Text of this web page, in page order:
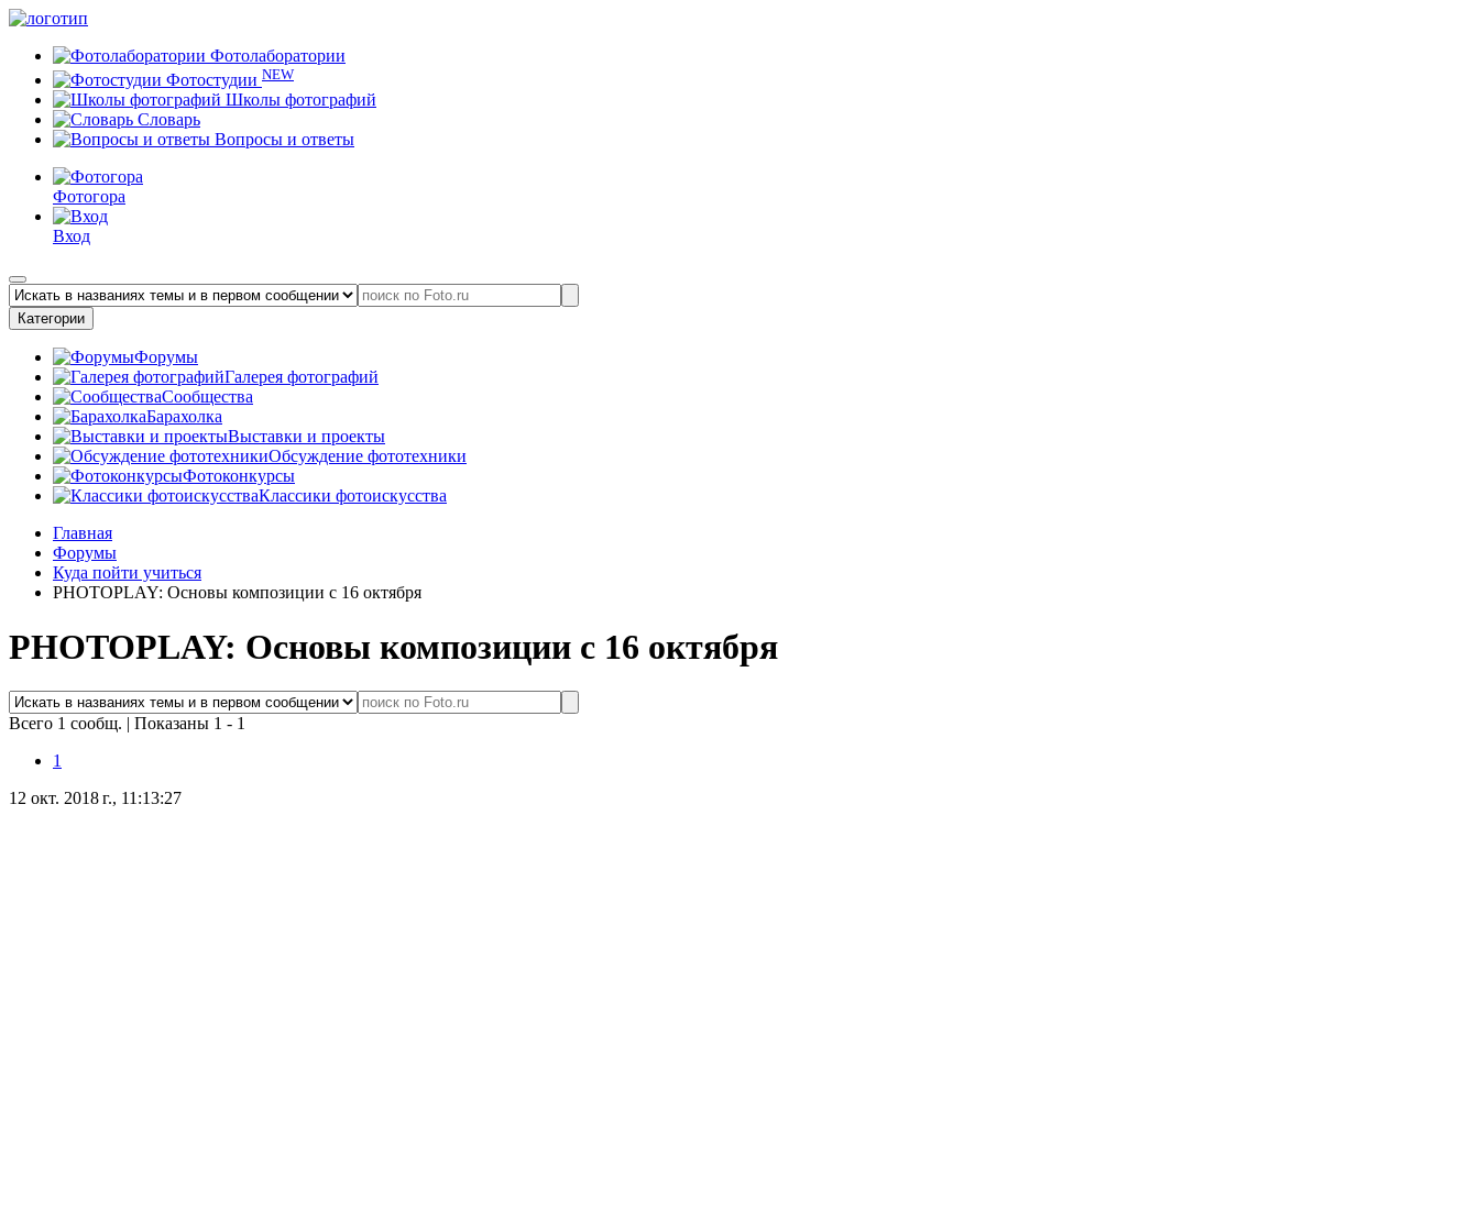
Фотолаборатории
Фотостудии NEW
Школы фотографий
Словарь
Вопросы и ответы
Фотогора
Вход
Категории
Форумы
Галерея фотографий
Сообщества
Барахолка
Выставки и проекты
Обсуждение фототехники
Фотоконкурсы
Классики фотоискусства
Главная
Форумы
Куда пойти учиться
PHOTOPLAY: Основы композиции с 16 октября
PHOTOPLAY: Основы композиции с 16 октября
Всего 1 сообщ. | Показаны 1 - 1
1
12 окт. 2018 г., 11:13:27